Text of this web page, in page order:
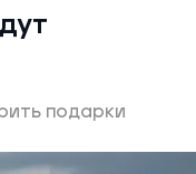
подарки